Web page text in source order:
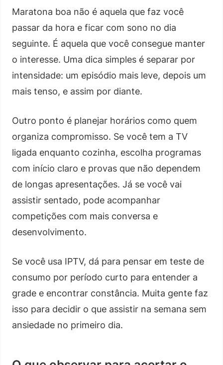
Maratona boa não é aquela que faz você
passar da hora e ficar com sono no dia
seguinte. É aquela que você consegue manter
o interesse. Uma dica simples é separar por
intensidade: um episódio mais leve, depois um
mais tenso, e assim por diante.
Outro ponto é planejar horários como quem
organiza compromisso. Se você tem a TV
ligada enquanto cozinha, escolha programas
com início claro e provas que não dependem
de longas apresentações. Já se você vai
assistir sentado, pode acompanhar
competições com mais conversa e
desenvolvimento.
Se você usa IPTV, dá para pensar em teste de
consumo por período curto para entender a
grade e encontrar constância. Muita gente faz
isso para decidir o que assistir na semana sem
ansiedade no primeiro dia.